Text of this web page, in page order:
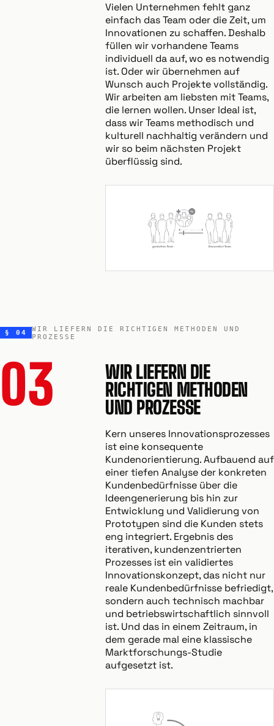
Vielen Unternehmen fehlt ganz
einfach das Team oder die Zeit, um
Innovationen zu schaffen. Deshalb
füllen wir vorhandene Teams
individuell da auf, wo es notwendig
ist. Oder wir übernehmen auf
Wunsch auch Projekte vollständig.
Wir arbeiten am liebsten mit Teams,
die lernen wollen. Unser Ideal ist,
dass wir Teams methodisch und
kulturell nachhaltig verändern und
wir so beim nächsten Projekt
überflüssig sind.
§ 04
WIR LIEFERN DIE RICHTIGEN METHODEN UND
PROZESSE
03
WIR LIEFERN DIE
RICHTIGEN METHODEN
UND PROZESSE
Kern unseres Innovationsprozesses
ist eine konsequente
Kundenorientierung. Aufbauend auf
einer tiefen Analyse der konkreten
Kundenbedürfnisse über die
Ideengenerierung bis hin zur
Entwicklung und Validierung von
Prototypen sind die Kunden stets
eng integriert. Ergebnis des
iterativen, kundenzentrierten
Prozesses ist ein validiertes
Innovationskonzept, das nicht nur
reale Kundenbedürfnisse befriedigt,
sondern auch technisch machbar
und betriebswirtschaftlich sinnvoll
ist. Und das in einem Zeitraum, in
dem gerade mal eine klassische
Marktforschungs-Studie
aufgesetzt ist.